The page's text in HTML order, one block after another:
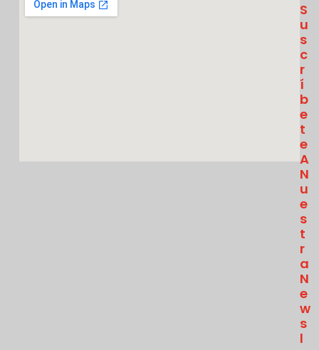
S
U
S
C
R
Í
B
E
T
E
A
N
U
E
S
T
R
A
N
E
W
S
L